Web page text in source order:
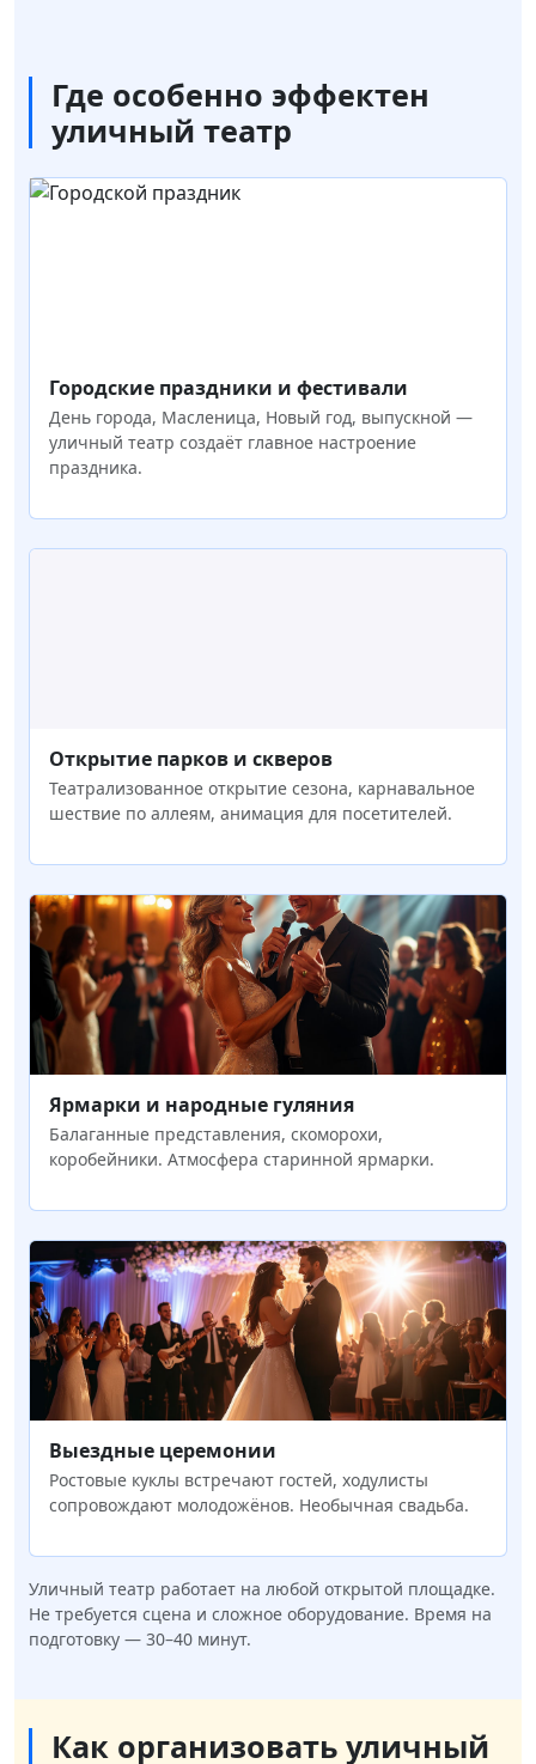
Где особенно эффектен
уличный театр
Городские праздники и фестивали
День города, Масленица, Новый год, выпускной —
уличный театр создаёт главное настроение
праздника.
Открытие парков и скверов
Театрализованное открытие сезона, карнавальное
шествие по аллеям, анимация для посетителей.
Ярмарки и народные гуляния
Балаганные представления, скоморохи,
коробейники. Атмосфера старинной ярмарки.
Выездные церемонии
Ростовые куклы встречают гостей, ходулисты
сопровождают молодожёнов. Необычная свадьба.
Уличный театр работает на любой открытой площадке.
Не требуется сцена и сложное оборудование. Время на
подготовку — 30–40 минут.
Как организовать уличный